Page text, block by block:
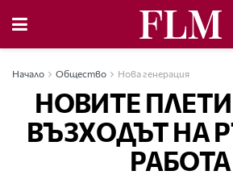
Начало Общество Нова генерация
НОВИТЕ
ВЪЗХОДЪТ НА
РАБОТА